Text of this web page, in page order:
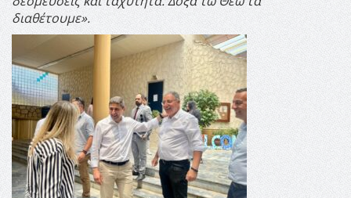
διαθέτουμε».